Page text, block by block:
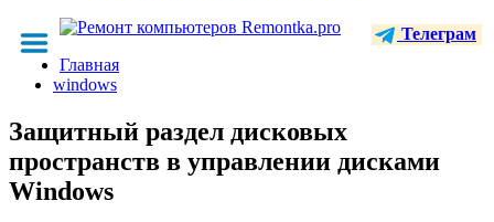
Телеграм
Главная
windows
Защитный раздел дисковых
пространств в управлении дисками
Windows